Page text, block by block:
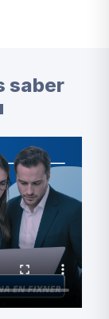
saber